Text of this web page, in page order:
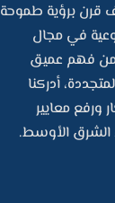
قرن برؤية طموحة
في مجال
من فهم عميق
أدركنا
ورفع معايير
الشرق الأوسط.